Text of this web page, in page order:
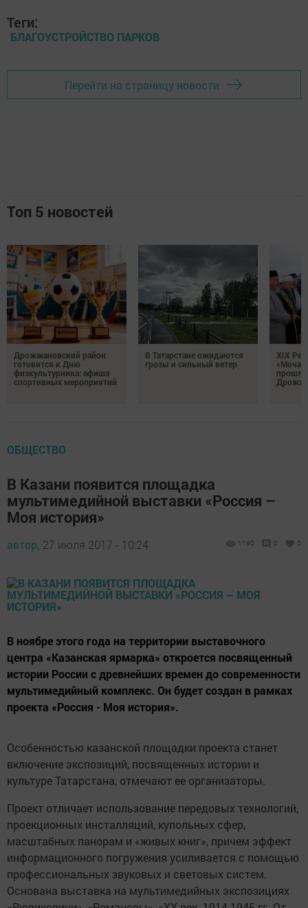
Теги:
БЛАГОУСТРОЙСТВО ПАРКОВ
Перейти на страницу новости
Топ 5 новостей
Дрожжановский район
готовится к Дню
физкультурника: афиша
спортивных мероприятий
В Татарстане ожидаются
грозы и сильный ветер
XIX
ОБЩЕСТВО
В Казани появится площадка
мультимедийной выставки «Россия –
Моя история»
автор, 27 июля 2017 - 10:24 1190 0 0
В ноябре этого года на территории выставочного
центра «Казанская ярмарка» откроется посвященный
истории России с древнейших времен до современности
мультимедийный комплекс. Он будет создан в рамках
проекта «Россия - Моя история».
Особенностью казанской площадки проекта станет
включение экспозиций, посвященных истории и
культуре Татарстана, отмечают ее организаторы.
Проект отличает использование передовых технологий,
проекционных инсталляций, купольных сфер,
масштабных панорам и «живых книг», причем эффект
информационного погружения усиливается с помощью
профессиональных звуковых и световых систем.
Основана выставка на мультимедийных экспозициях